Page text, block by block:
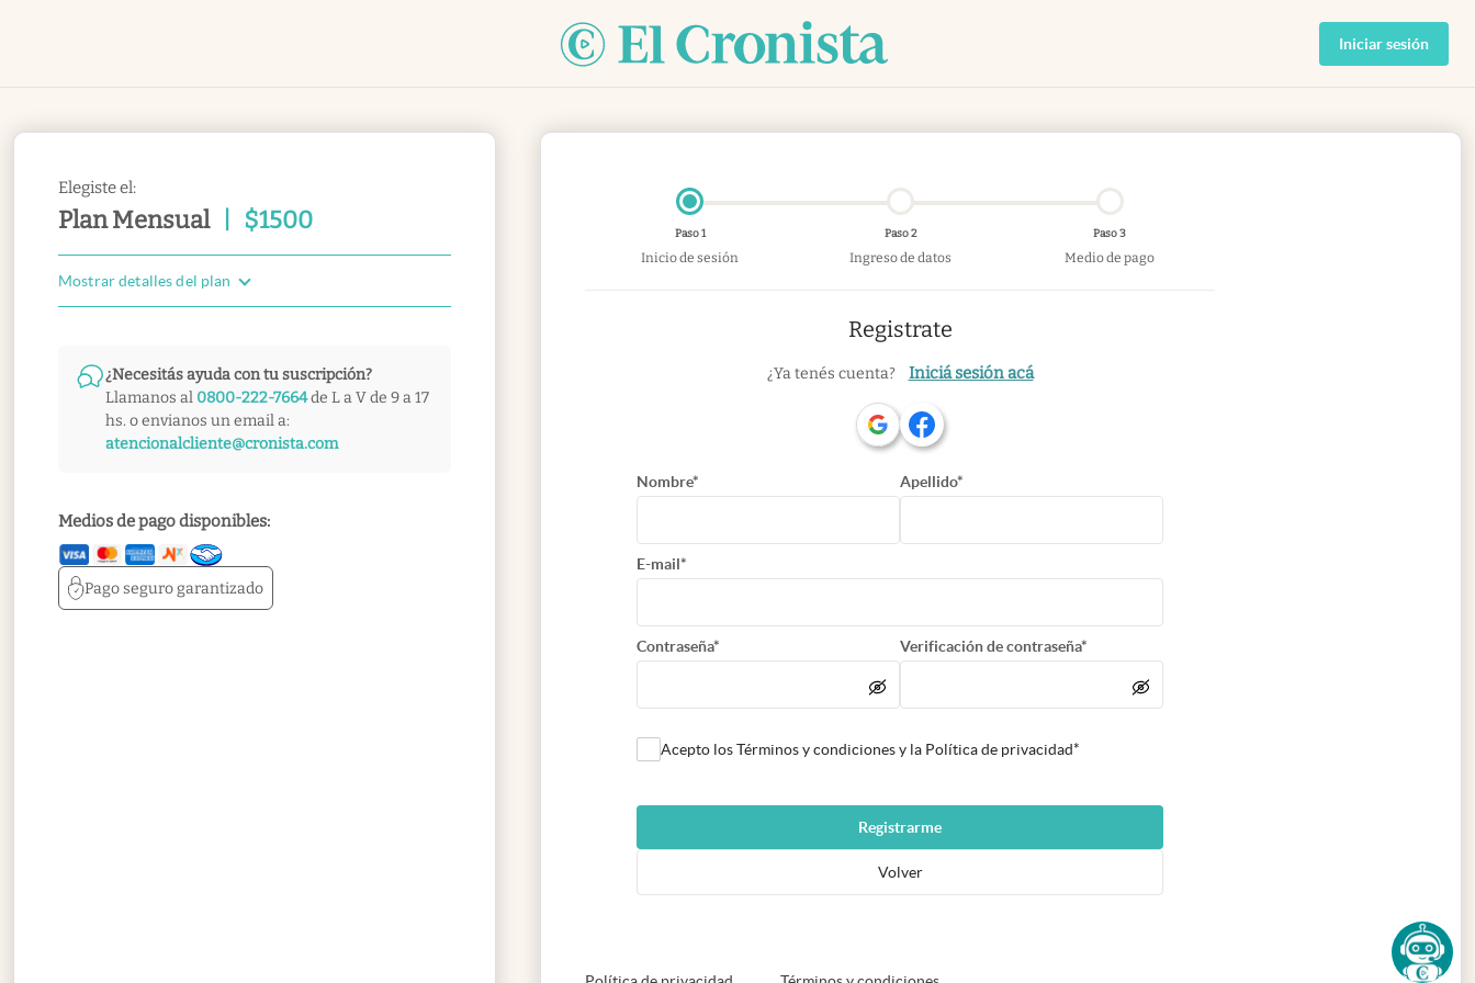
Iniciar sesión
Elegiste el:
Plan Mensual $1500
Mostrar detalles del plan
¿Necesitás ayuda con tu suscripción?
Llamanos al 0800-222-7664de L a V de 9 a 17
hs. o envianos un email a:
atencionalcliente@cronista.com
Medios de pago disponibles:
Pago segurogarantizado
Paso 1
Inicio de sesión
Paso 2
Ingreso de datos
Paso 3
Medio de pago
Registrate
¿Ya tenés cuenta? Iniciá sesión acá
Nombre* Apellido*
E-mail*
Contraseña* Verificación de contraseña*
Acepto los Términos y condiciones y la Política de privacidad*
Registrarme
Volver